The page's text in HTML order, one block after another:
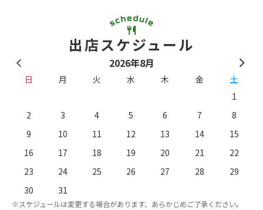
出店スケジュール
2026年8月
日 月 火 水 木 金
土
1
2
3 4 5 6 7
8
9
10 11 12 13 14
15
16
17 18 19 20 21
22
23
24 25 26 27 28
29
30
31
※スケジュールは変更する場合があります、あらかじめご了承ください。